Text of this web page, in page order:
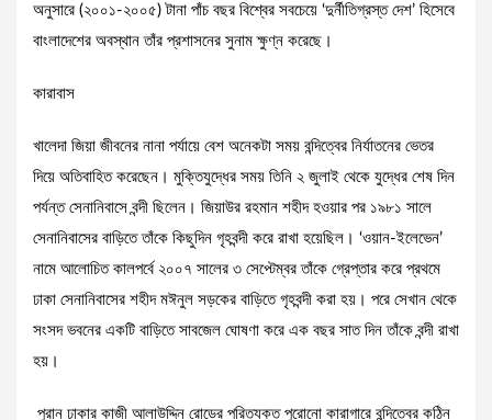
অনুসারে (২০০১-২০০৫) টানা পাঁচ বছর বিশ্বের সবচেয়ে ‘দুর্নীতিগ্রস্ত দেশ’ হিসেবে
বাংলাদেশের অবস্থান তাঁর প্রশাসনের সুনাম ক্ষুণ্ন করেছে।
কারাবাস
খালেদা জিয়া জীবনের নানা পর্যায়ে বেশ অনেকটা সময় বন্দিত্বের নির্যাতনের ভেতর
দিয়ে অতিবাহিত করেছেন। মুক্তিযুদ্ধের সময় তিনি ২ জুলাই থেকে যুদ্ধের শেষ দিন
পর্যন্ত সেনানিবাসে বন্দী ছিলেন। জিয়াউর রহমান শহীদ হওয়ার পর ১৯৮১ সালে
সেনানিবাসের বাড়িতে তাঁকে কিছুদিন গৃহবন্দী করে রাখা হয়েছিল। ‘ওয়ান-ইলেভেন’
নামে আলোচিত কালপর্বে ২০০৭ সালের ৩ সেপ্টেম্বর তাঁকে গ্রেপ্তার করে প্রথমে
ঢাকা সেনানিবাসের শহীদ মঈনুল সড়কের বাড়িতে গৃহবন্দী করা হয়। পরে সেখান থেকে
সংসদ ভবনের একটি বাড়িতে সাবজেল ঘোষণা করে এক বছর সাত দিন তাঁকে বন্দী রাখা
হয়।
পুরান ঢাকার কাজী আলাউদ্দিন রোডের পরিত্যক্ত পুরোনো কারাগারে বন্দিত্বের কঠিন